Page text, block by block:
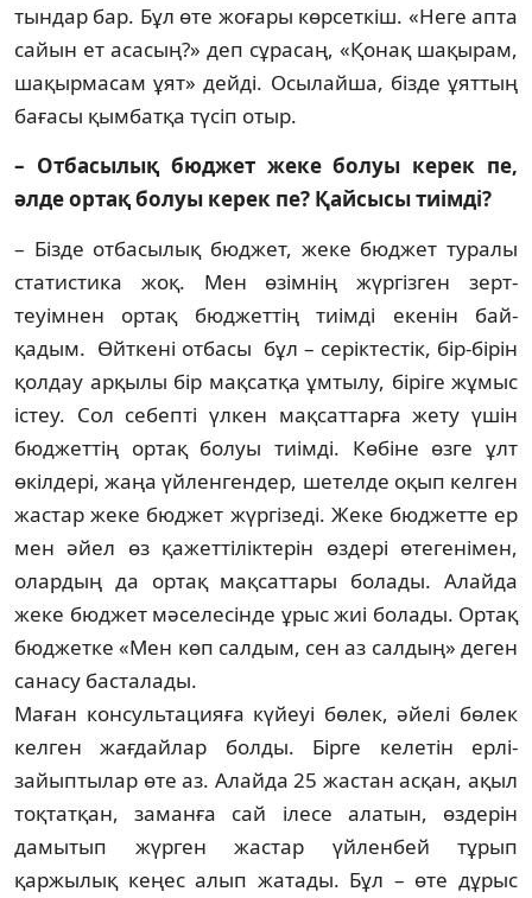
тындар бар. Бұл өте жоғары көрсеткіш. «Не­ге апта
сайын ет асасың?» деп сұрасаң, «Қо­нақ шақырам,
шақырмасам ұят» дейді. Осы­лайша, бізде ұяттың
бағасы қымбатқа түсіп отыр.
– Отбасылық бюджет жеке болуы ке­рек пе,
әлде ортақ болуы керек пе? Қай­сы­сы тиімді?
– Бізде отбасылық бюджет, жеке бюджет ту­ра­лы
статистика жоқ. Мен өзімнің жүргізген зерт­
теуімнен ортақ бюджеттің тиімді екенін бай­
қадым. Өйткені отбасы бұл – серіктестік, бір-бірін
қолдау арқылы бір мақсатқа ұмтылу, біріге жұмыс
істеу. Сол себепті үлкен мақ­сат­тар­ға жету үшін
бюджеттің ортақ болуы тиімді. Кө­біне өзге ұлт
өкілдері, жаңа үйленгендер, шет­ел­де оқып келген
жастар жеке бюджет жүр­гізеді. Жеке бюджетте ер
мен әйел өз қа­жет­тіліктерін өздері өтегенімен,
олардың да ор­тақ мақсаттары болады. Алайда
жеке бюд­жет мәселесінде ұрыс жиі болады. Ортақ
бюд­же­т­ке «Мен көп салдым, сен аз салдың» деген
санасу басталады.
Маған консультацияға күйеуі бөлек, әйелі бө­лек
келген жағдайлар болды. Бір­ге келетін ерлі-
зайыптылар өте аз. Алайда 25 жастан асқан, ақыл
тоқтатқан, заманға сай іле­се алатын, өздерін
дамытып жүрген жастар үй­ленбей тұрып
қаржылық кеңес алып жа­тады. Бұл – өте дұрыс